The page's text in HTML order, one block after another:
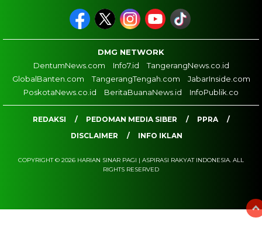
DMG NETWORK
DentumNews.com
Info7.id
TangerangNews.co.id
GlobalBanten.com
TangerangTengah.com
JabarInside.com
PoskotaNews.co.id
BeritaBuanaNews.id InfoPublik.co
REDAKSI PEDOMAN MEDIA SIBER
PPRA
DISCLAIMER
INFO IKLAN
COPYRIGHT © 2026 HARIAN SINAR PAGI | ASPIRASI RAKYAT INDONESIA. ALL
RIGHTS RESERVED